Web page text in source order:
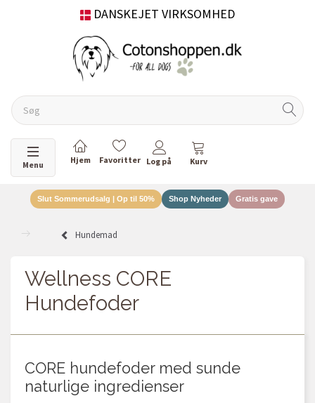
DANSKEJET VIRKSOMHED
Skifte navigation
Menu
Slut Sommerudsalg | Op til 50% Shop Nyheder Gratis gave
Hundemad
Wellness CORE
Hundefoder
CORE hundefoder med sunde
naturlige ingredienser